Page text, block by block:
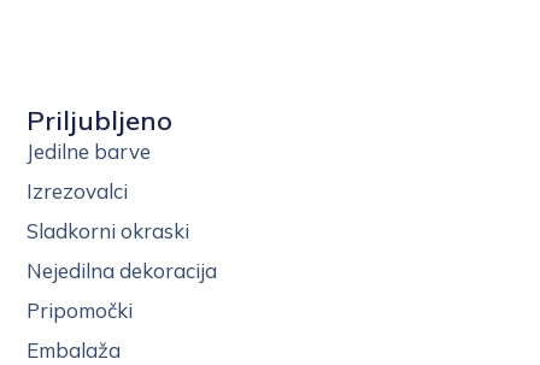
Priljubljeno
Jedilne barve
Izrezovalci
Sladkorni okraski
Nejedilna dekoracija
Pripomočki
Embalaža